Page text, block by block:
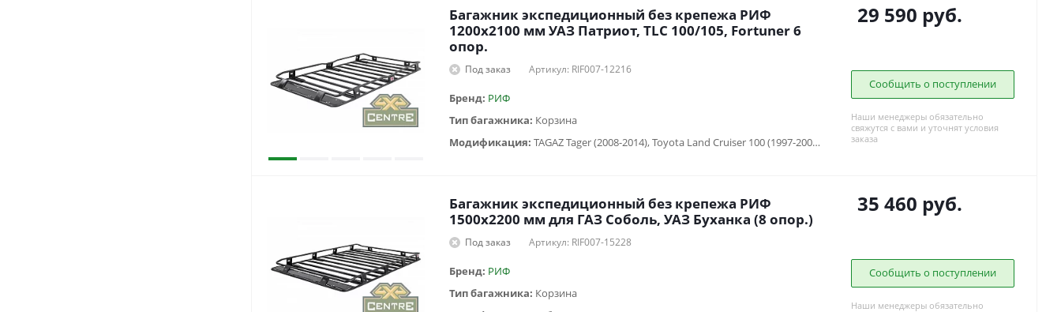
Багажник экспедиционный без крепежа РИФ
1200x2100 мм УАЗ Патриот, TLC 100/105, Fortuner 6
опор.
Под заказ Артикул: RIF007-12216
Бренд: РИФ
Тип багажника: Корзина
Модификация:
TAGAZ Tager (2008-2014), Toyota Land Cruiser 100 (1997-2007), УАЗ Патриот (2005-2015)
29 590 руб.
Сообщить о поступлении
Наши менеджеры обязательно
свяжутся с вами и уточнят условия
заказа
Багажник экспедиционный без крепежа РИФ
1500х2200 мм для ГАЗ Соболь, УАЗ Буханка (8 опор.)
Под заказ Артикул: RIF007-15228
Бренд: РИФ
Тип багажника: Корзина
35 460 руб.
Сообщить о поступлении
Наши менеджеры обязательно